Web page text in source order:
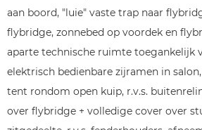
aan boord, "luie" vaste trap naar
flybridge, zonnebed op voordek en
aparte technische ruimte toegankelijk
elektrisch bedienbare zijramen in
tent rondom open kuip, r.v.s.
over flybridge + volledige cover over